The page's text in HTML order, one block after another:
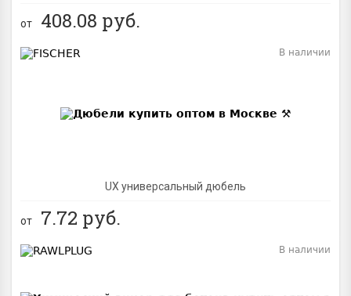
от 408.08 руб.
UX универсальный дюбель
В наличии
от 7.72 руб.
В наличии